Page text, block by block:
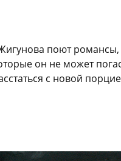
поют романсы,
он не может
с новой